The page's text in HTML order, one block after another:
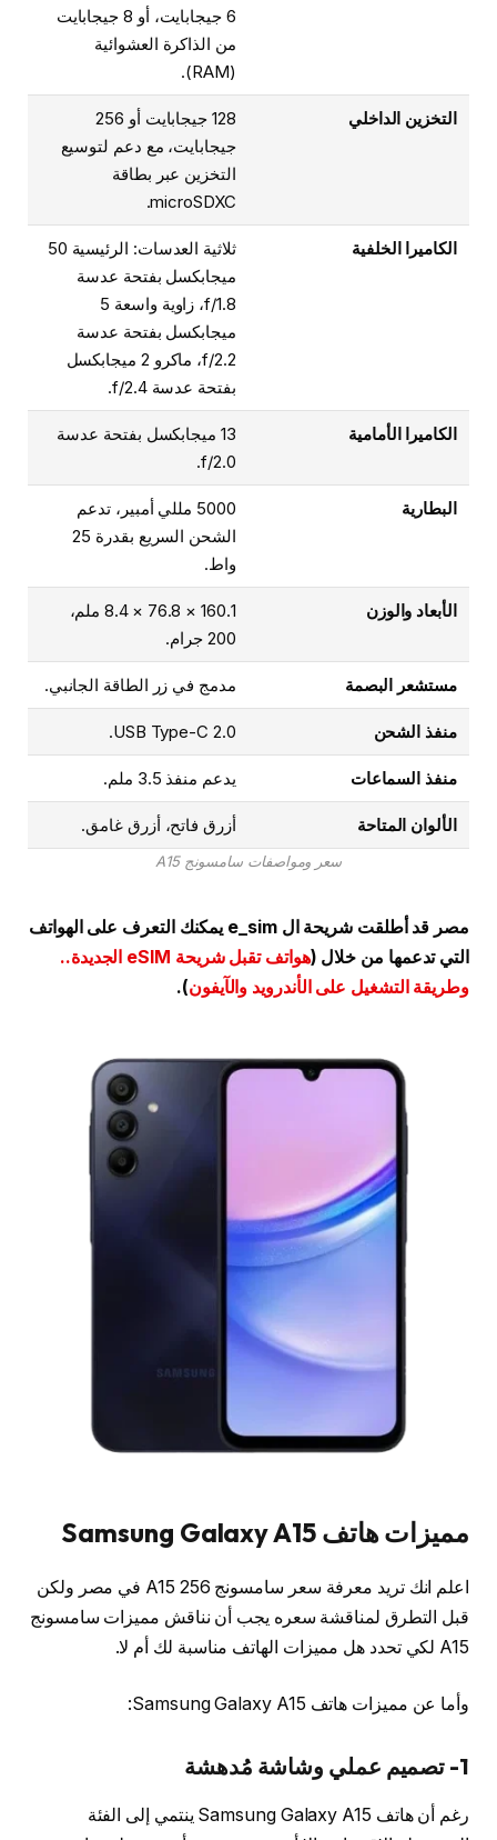
6 جيجابايت، أو 8 جيجابايت
من الذاكرة العشوائية
(RAM).
التخزين الداخلي
128 جيجابايت أو 256
جيجابايت، مع دعم لتوسيع
التخزين عبر بطاقة
microSDXC.
الكاميرا الخلفية
ثلاثية العدسات: الرئيسية 50
ميجابكسل بفتحة عدسة
f/1.8، زاوية واسعة 5
ميجابكسل بفتحة عدسة
f/2.2، ماكرو 2 ميجابكسل
بفتحة عدسة f/2.4.
الكاميرا الأمامية
13 ميجابكسل بفتحة عدسة
f/2.0.
البطارية
5000 مللي أمبير، تدعم
الشحن السريع بقدرة 25
واط.
الأبعاد والوزن
160.1 × 76.8 × 8.4 ملم،
200 جرام.
مستشعر البصمة مدمج في زر الطاقة الجانبي.
منفذ الشحن USB Type-C 2.0.
منفذ السماعات يدعم منفذ 3.5 ملم.
الألوان المتاحة أزرق فاتح، أزرق غامق.
سعر ومواصفات سامسونج A15
مصر قد أطلقت شريحة ال e_sim يمكنك التعرف على الهواتف
التي تدعمها من خلال (
هواتف تقبل شريحة eSIM الجديدة..
وطريقة التشغيل على الأندرويد والآيفون).
مميزات هاتف Samsung Galaxy A15
اعلم انك تريد معرفة سعر سامسونج A15 256 في مصر ولكن
قبل التطرق لمناقشة سعره يجب أن نناقش مميزات سامسونج
A15 لكي تحدد هل مميزات الهاتف مناسبة لك أم لا.
وأما عن مميزات هاتف Samsung Galaxy A15:
1- تصميم عملي وشاشة مُدهشة
رغم أن هاتف Samsung Galaxy A15 ينتمي إلى الفئة